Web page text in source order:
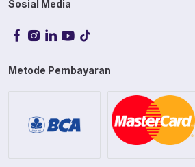
Sosial Media
Metode Pembayaran